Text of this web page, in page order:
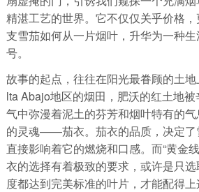
精湛工艺的世界。它不仅仅关乎价格
支雪茄如何从一片烟叶，升华为一种
号。
故事的起点，往往在阳光最眷顾的土
lta Abajo地区的烟田，肥沃的红土地
气中弥漫着泥土的芬芳和烟叶特有的
的灵魂——茄衣。茄衣的品质，决定了
直接影响着它的燃烧和口感。而“黄金
衣的选择有着极致的要求，或许是只
度都达到完美标准的叶片，才能配得上